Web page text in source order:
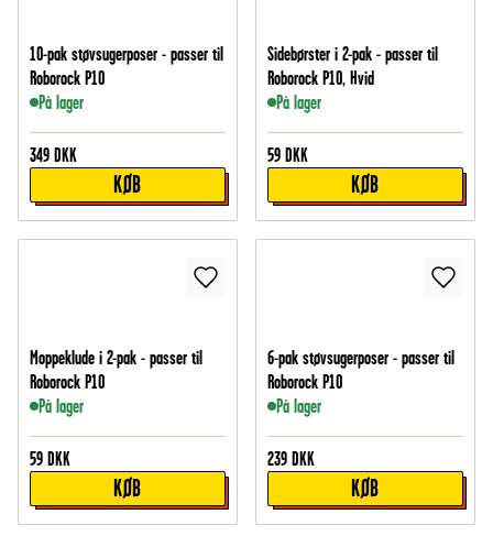
10-pak støvsugerposer - passer til
Roborock P10
På lager
349 DKK
KØB
Sidebørster i 2-pak - passer til
Roborock P10, Hvid
På lager
59 DKK
KØB
Moppeklude i 2-pak - passer til
Roborock P10
På lager
59 DKK
KØB
6-pak støvsugerposer - passer til
Roborock P10
På lager
239 DKK
KØB